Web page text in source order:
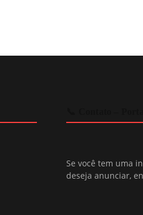
Se você tem uma
deseja anunciar,